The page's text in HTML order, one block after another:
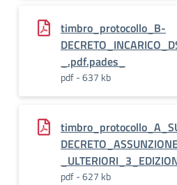
timbro_protocollo_B-
_.pdf.pades_
pdf - 637 kb
pdf - 627 kb